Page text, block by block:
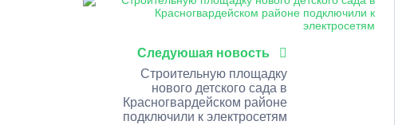
Следуюшая новость
Строительную площадку
нового детского сада в
Красногвардейском районе
подключили к электросетям